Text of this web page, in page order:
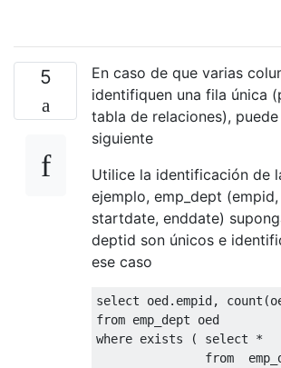
5
En caso de que varias
identifiquen una fila única
tabla de relaciones),
siguiente
Utilice la identificación de
ejemplo, emp_dept
startdate, enddate)
deptid son únicos e
ese caso
select oed. empid, count (
from emp_dept oed
where exists ( select
*
from